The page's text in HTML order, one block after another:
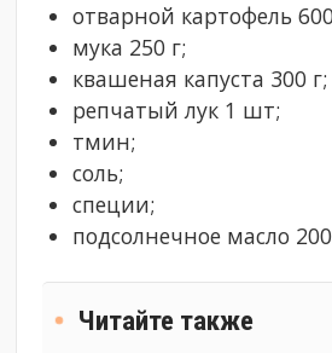
отварной картофель
мука 250 г;
квашеная капуста 300 г;
репчатый лук 1 шт;
тмин;
соль;
специи;
подсолнечное масло
Читайте также